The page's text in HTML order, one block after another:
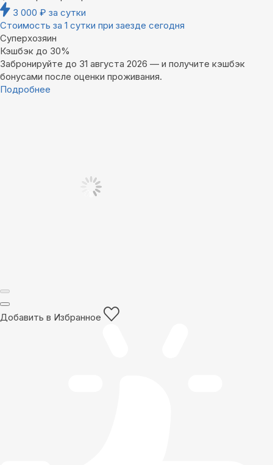
3 000 ₽ за сутки
Стоимость за 1 сутки при заезде сегодня
Суперхозяин
Кэшбэк до 30%
Забронируйте до 31 августа 2026 — и получите кэшбэк
бонусами после оценки проживания.
Подробнее
Добавить в Избранное